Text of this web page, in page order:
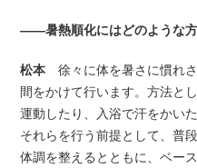
――暑熱順化にはどのような方
松本 徐々に体を暑さに慣れ
間をかけて行います。方法と
運動したり、入浴で汗をかい
それらを行う前提として、普
体調を整えるとともに、ベー